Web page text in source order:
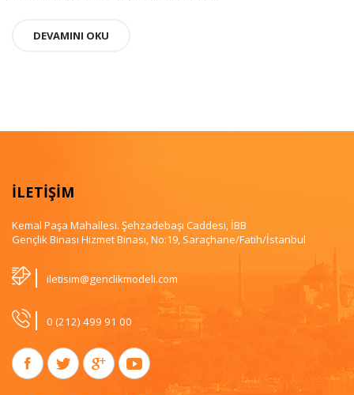
DEVAMINI OKU
İLETİŞİM
Kemal Paşa Mahallesi. Şehzadebaşı Caddesi, İBB
Gençlik Binası Hizmet Binası, No:19, Saraçhane/Fatih/İstanbul
| iletisim@genclikmodeli.com
| 0 (212) 499 91 00